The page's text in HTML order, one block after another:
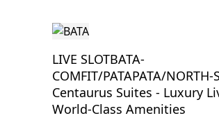
LIVE SLOTBATA-
COMFIT/PATAPATA/NORTH-
Centaurus Suites - Luxury
World-Class Amenities